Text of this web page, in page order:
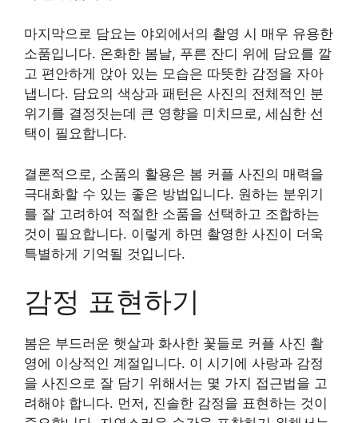
마지막으로 담요는 야외에서의 촬영 시 매우 유용한
소품입니다. 온화한 봄날, 푸른 잔디 위에 담요를 깔
고 편안하게 앉아 있는 모습은 따뜻한 감정을 자아
냅니다. 담요의 색상과 패턴은 사진의 전체적인 분
위기를 결정짓는데 큰 영향을 미치므로, 세심한 선
택이 필요합니다.
결론적으로, 소품의 활용은 봄 커플 사진의 매력을
극대화할 수 있는 좋은 방법입니다. 원하는 분위기
를 잘 고려하여 적절한 소품을 선택하고 조합하는
것이 필요합니다. 이렇게 하면 촬영한 사진이 더욱
특별하게 기억될 것입니다.
감정 표현하기
봄은 부드러운 햇살과 화사한 꽃들로 커플 사진 촬
영에 이상적인 계절입니다. 이 시기에 사랑과 감정
을 사진으로 잘 담기 위해서는 몇 가지 접근법을 고
려해야 합니다. 먼저, 진솔한 감정을 표현하는 것이